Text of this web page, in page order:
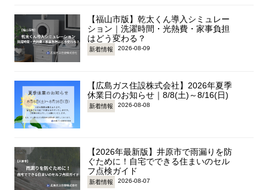
【福山市版】乾太くん導入シミュレー
ション｜洗濯時間・光熱費・家事負担
はどう変わる？
新着情報 2026-08-09
【広島ガス住設株式会社】2026年夏季
休業日のお知らせ｜8/8(土)～8/16(日)
新着情報 2026-08-08
【2026年最新版】井原市で雨漏りを防
ぐために！自宅でできる住まいのセル
フ点検ガイド
新着情報 2026-08-07